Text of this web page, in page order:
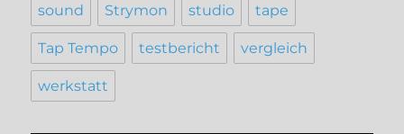
sound Strymon studio tape
Tap Tempo testbericht vergleich
werkstatt